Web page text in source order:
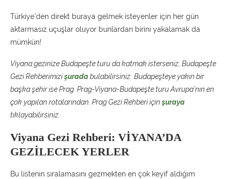
Türkiye’den direkt buraya gelmek isteyenler için her gün
aktarmasız uçuşlar oluyor bunlardan birini yakalamak da
mümkün!
Viyana gezinize Budapeşte turu da katmak isterseniz, Budapeşte
Gezi Rehberimizişuradabulabilirsiniz. Budapeşteye yakın bir
başka şehir ise Prag. Prag-Viyana-Budapeşte turu Avrupa’nın en
çok yapılan rotalarından. Prag Gezi Rehberi içinşuraya
tıklayabilirsiniz.
Viyana Gezi Rehberi: VİYANA’DA
GEZİLECEK YERLER
Bu listenin sıralamasını gezmekten en çok keyif aldığım